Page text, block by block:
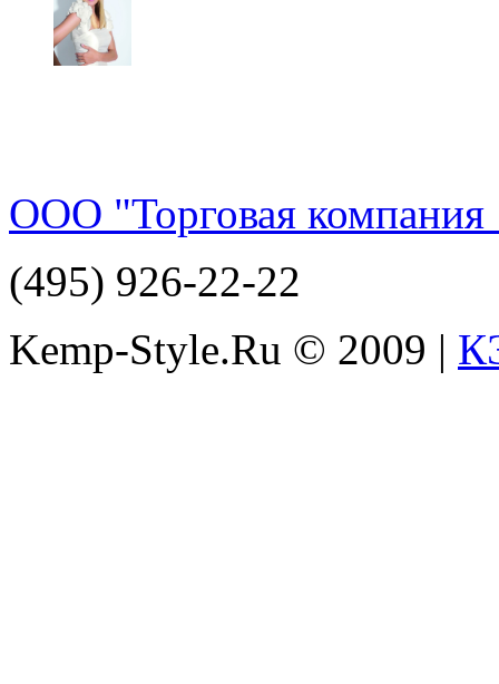
ООО "Торговая компания
(495) 926-22-22
Kemp-Style.Ru © 2009 |